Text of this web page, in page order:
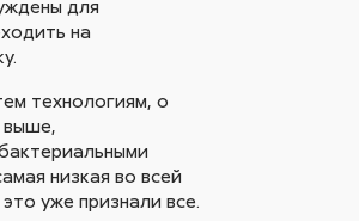
для
на
технологиям, о
выше,
низкая во всей
уже признали все.